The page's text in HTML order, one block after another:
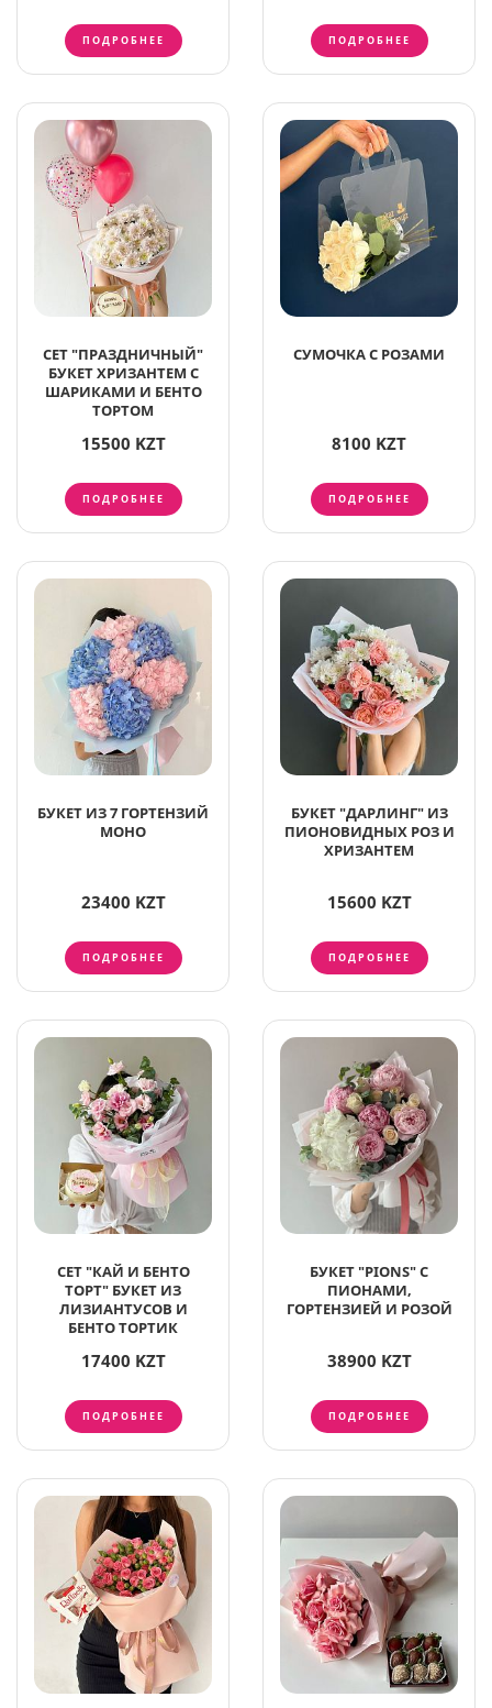
ПОДРОБНЕЕ ПОДРОБНЕЕ
СЕТ "ПРАЗДНИЧНЫЙ"
БУКЕТ ХРИЗАНТЕМ С
ШАРИКАМИ И БЕНТО
ТОРТОМ
15500 KZT
ПОДРОБНЕЕ
СУМОЧКА С РОЗАМИ
8100 KZT
ПОДРОБНЕЕ
БУКЕТ ИЗ 7 ГОРТЕНЗИЙ
МОНО
23400 KZT
ПОДРОБНЕЕ
БУКЕТ "ДАРЛИНГ" ИЗ
ПИОНОВИДНЫХ РОЗ И
ХРИЗАНТЕМ
15600 KZT
ПОДРОБНЕЕ
СЕТ "КАЙ И БЕНТО
ТОРТ" БУКЕТ ИЗ
ЛИЗИАНТУСОВ И
БЕНТО ТОРТИК
17400 KZT
ПОДРОБНЕЕ
БУКЕТ "PIONS" С
ПИОНАМИ,
ГОРТЕНЗИЕЙ И РОЗОЙ
38900 KZT
ПОДРОБНЕЕ